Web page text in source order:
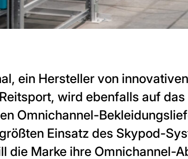
ein Hersteller von
wird ebenfalls auf
Omnichannel-
Einsatz des Skypod-
die Marke ihre Omnichannel-